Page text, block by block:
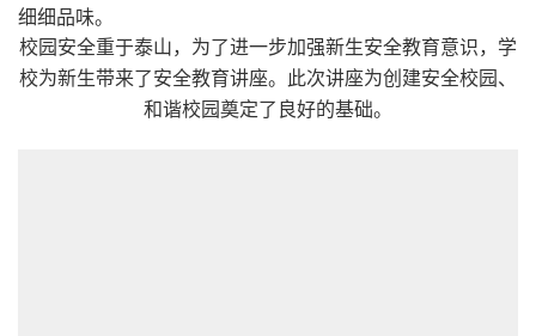
细细品味。
校园安全重于泰山，为了进一步加强新生安全教育意识，学
校为新生带来了安全教育讲座。此次讲座为创建安全校园、
和谐校园奠定了良好的基础。